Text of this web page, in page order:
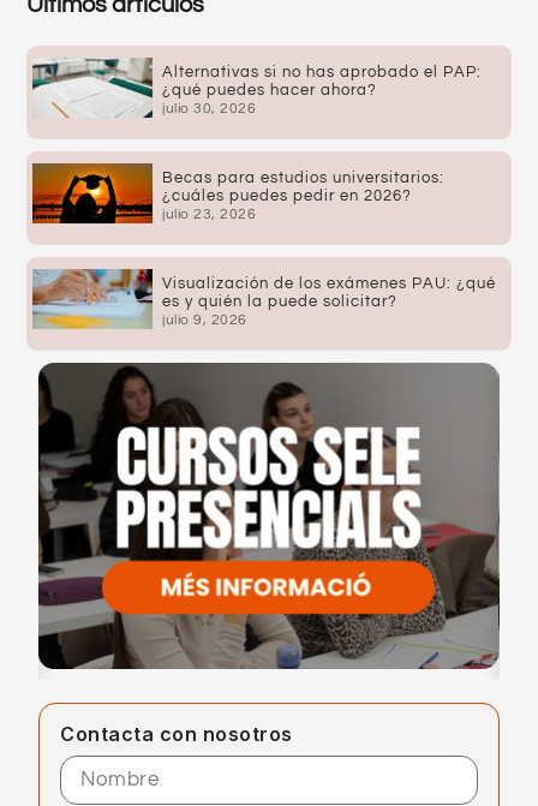
Últimos artículos
Alternativas si no has aprobado el PAP:
¿qué puedes hacer ahora?
julio 30, 2026
Becas para estudios universitarios:
¿cuáles puedes pedir en 2026?
julio 23, 2026
Visualización de los exámenes PAU: ¿qué
es y quién la puede solicitar?
julio 9, 2026
Contacta con nosotros